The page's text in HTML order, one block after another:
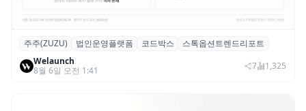
스톡옵션 취소율 2년 만에 18.2%→31.3%…
권리 발생 즉시 행사 비중도 급증
주주(ZUZU) 법인운영플랫폼 코드박스
스톡옵션트렌드리포트
Welaunch
8월 6일 오전 1:41
7 1,325